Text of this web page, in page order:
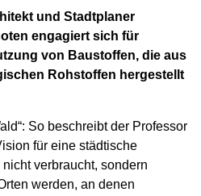
und Stadtplaner
engagiert sich für
von Baustoffen, die aus
Rohstoffen hergestellt
So beschreibt der Professor
für eine städtische
verbraucht, sondern
werden, an denen